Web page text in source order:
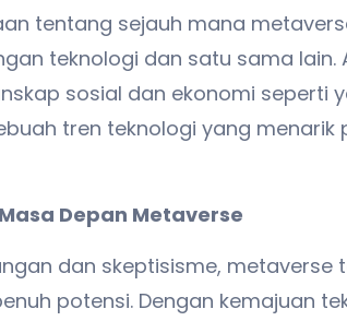
tentang sejauh mana
teknologi dan satu sama lain.
sosial dan ekonomi seperti
tren teknologi yang
Depan Metaverse
dan skeptisisme, metaverse
potensi. Dengan kemajuan